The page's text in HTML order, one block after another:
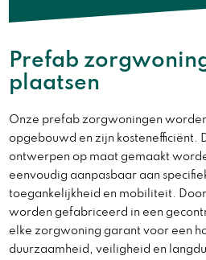
Prefab
plaatsen
Onze prefab zorgwoningen
opgebouwd en zijn kostenefficiënt.
ontwerpen op maat gemaakt
eenvoudig aanpasbaar aan
toegankelijkheid en mobiliteit.
worden gefabriceerd in een
elke zorgwoning garant voor een
duurzaamheid, veiligheid en